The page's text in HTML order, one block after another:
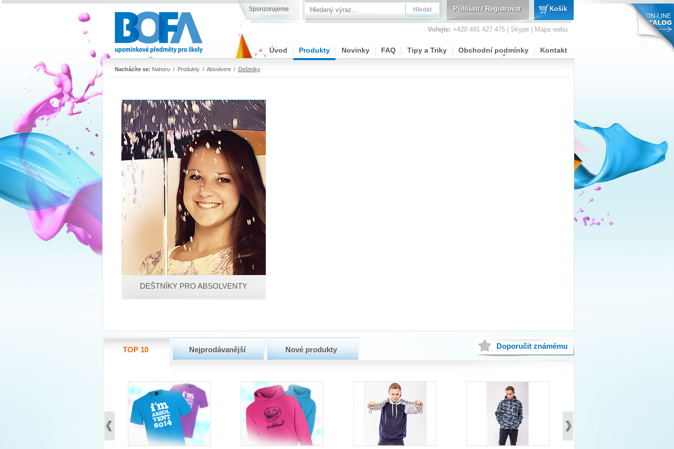
Sponzorujeme Přihlásit/ Registrovat Košík
Volejte: +420 491 427 475 | Skype| Mapa webu
Úvod Produkty Novinky FAQ Tipy a Triky Obchodní podmínky Kontakt
Nacházíte se: Nahoru/ Produkty/ Absolvent/ Deštníky
DEŠTNÍKY PRO ABSOLVENTY
TOP 10 Nejprodávanější Nové produkty Doporučitznámému